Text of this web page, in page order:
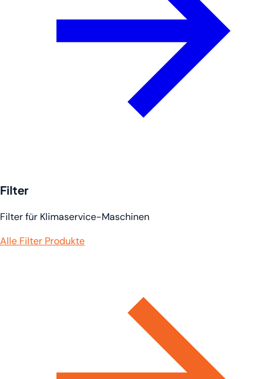
Filter
Filter für Klimaservice-Maschinen
Alle Filter Produkte